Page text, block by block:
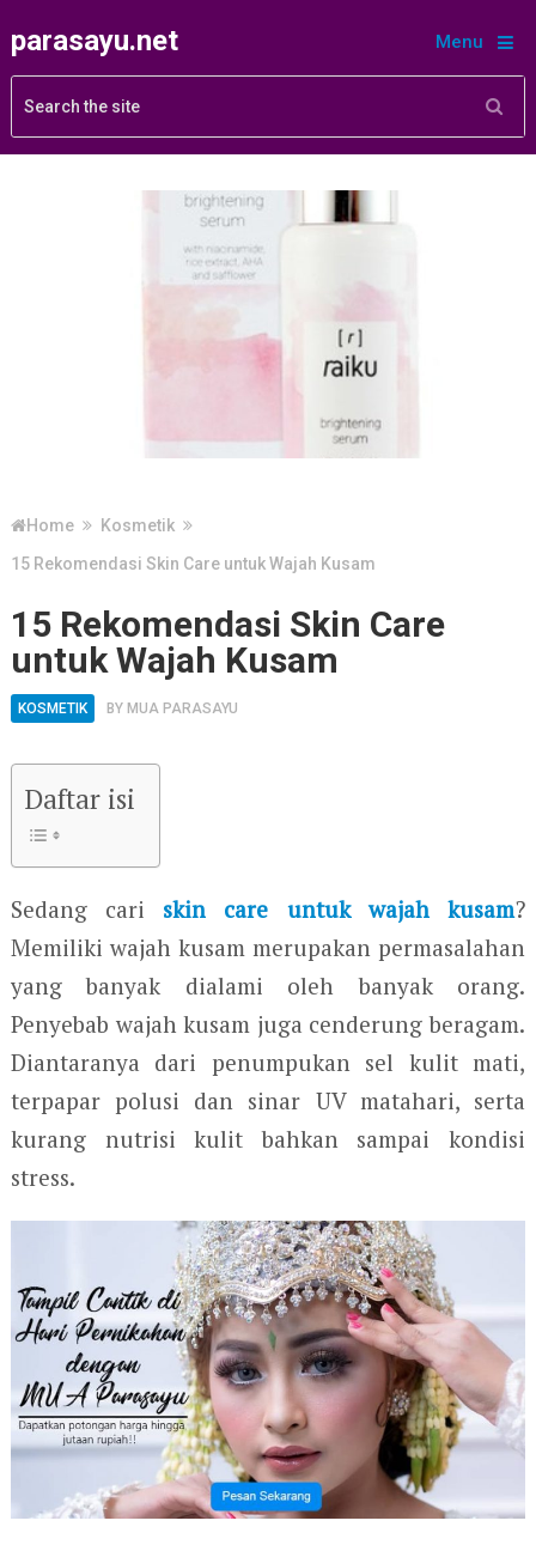
parasayu.net Menu
Home
Kosmetik
15 Rekomendasi Skin Care untuk Wajah Kusam
15 Rekomendasi Skin Care
untuk Wajah Kusam
KOSMETIK BY MUA PARASAYU
Daftar isi
Sedang cari skin care untuk wajah kusam?
Memiliki wajah kusam merupakan permasalahan
yang banyak dialami oleh banyak orang.
Penyebab wajah kusam juga cenderung beragam.
Diantaranya dari penumpukan sel kulit mati,
terpapar polusi dan sinar UV matahari, serta
kurang nutrisi kulit bahkan sampai kondisi
stress.